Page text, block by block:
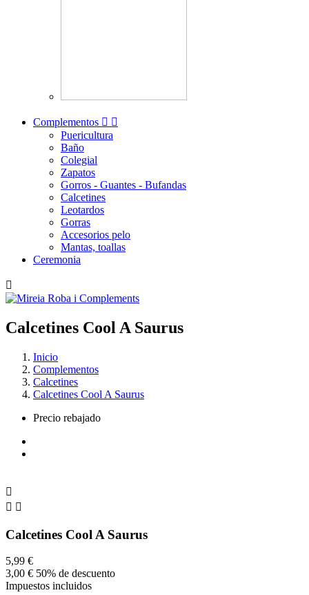
Complementos  
Puericultura
Baño
Colegial
Zapatos
Gorros - Guantes - Bufandas
Calcetines
Leotardos
Gorras
Accesorios pelo
Mantas, toallas
Ceremonia

Calcetines Cool A Saurus
Inicio
Complementos
Calcetines
Calcetines Cool A Saurus
Precio rebajado

 
Calcetines Cool A Saurus
5,99 €
3,00 € 50% de descuento
Impuestos incluidos